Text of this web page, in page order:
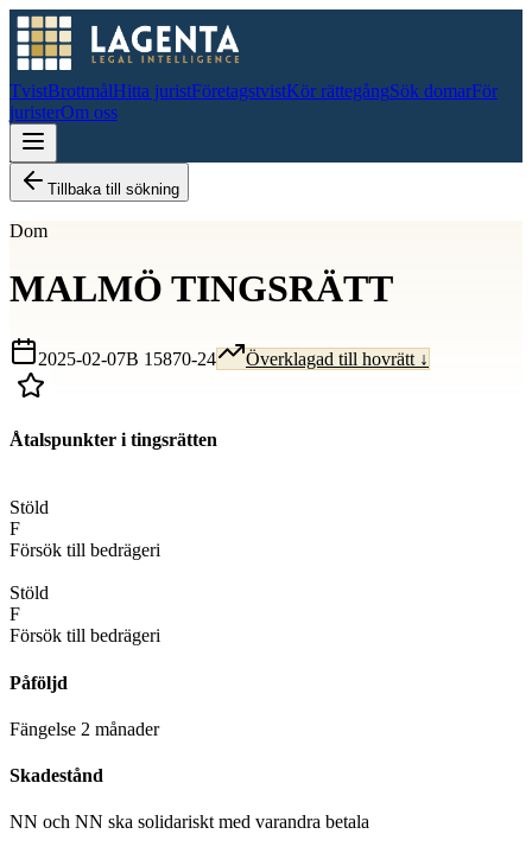
TvistBrottmålHitta juristFöretagstvistKör rättegångSök domarFör
juristerOm oss
Tillbaka till sökning
Dom
MALMÖ TINGSRÄTT
2025-02-07B 15870-24 Överklagad till hovrätt ↓
Åtalspunkter i tingsrätten
Stöld
F
Försök till bedrägeri
Stöld
F
Försök till bedrägeri
Påföljd
Fängelse 2 månader
Skadestånd
NN och NN ska solidariskt med varandra betala